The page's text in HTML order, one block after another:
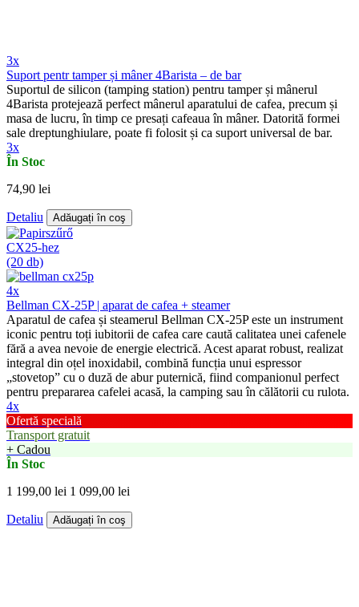
3x
Suport pentr tamper și mâner 4Barista – de bar
Suportul de silicon (tamping station) pentru tamper și mânerul
4Barista protejează perfect mânerul aparatului de cafea, precum și
masa de lucru, în timp ce presați cafeaua în mâner. Datorită formei
sale dreptunghiulare, poate fi folosit și ca suport universal de bar.
3x
În Stoc
74,90 lei
Detaliu Adăugați în coş
4x
Bellman CX-25P | aparat de cafea + steamer
Aparatul de cafea și steamerul Bellman CX-25P este un instrument
iconic pentru toți iubitorii de cafea care caută calitatea unei cafenele
fără a avea nevoie de energie electrică. Acest aparat robust, realizat
integral din oțel inoxidabil, combină funcția unui espressor
„stovetop” cu o duză de abur puternică, fiind companionul perfect
pentru prepararea cafelei acasă, la camping sau în călătorii cu rulota.
4x
Ofertă specială
Transport gratuit
+ Cadou
În Stoc
1 199,00 lei 1 099,00 lei
Detaliu Adăugați în coş